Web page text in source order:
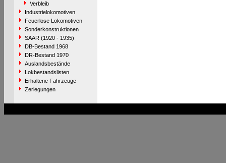
Verbleib
Industrielokomotiven
Feuerlose Lokomotiven
Sonderkonstruktionen
SAAR (1920 - 1935)
DB-Bestand 1968
DR-Bestand 1970
Auslandsbestände
Lokbestandslisten
Erhaltene Fahrzeuge
Zerlegungen